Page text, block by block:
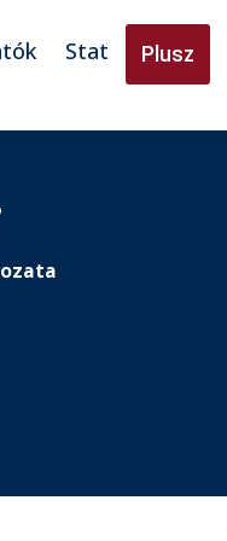
Stat Plusz